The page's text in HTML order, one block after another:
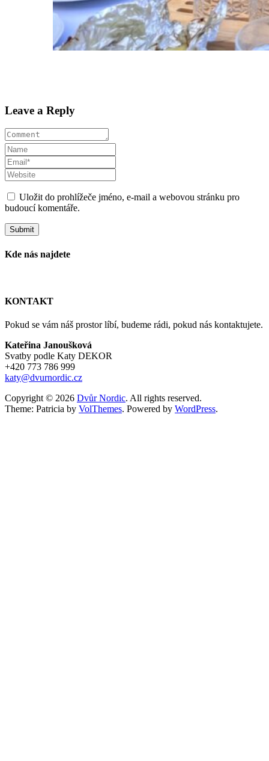
Leave a Reply
Uložit do prohlížeče jméno, e-mail a webovou stránku pro
budoucí komentáře.
Kde nás najdete
KONTAKT
Pokud se vám náš prostor líbí, budeme rádi, pokud nás kontaktujete.
Kateřina Janoušková
Svatby podle Katy DEKOR
+420 773 786 999
katy@dvurnordic.cz
Copyright © 2026 Dvůr Nordic. All rights reserved.
Theme: Patricia by VolThemes. Powered by WordPress.